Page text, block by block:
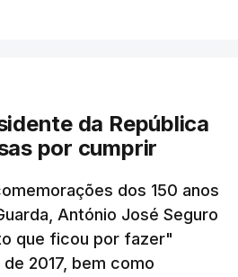
da República
por cumprir
dos 150 anos
António José Seguro
que ficou por fazer"
2017, bem como